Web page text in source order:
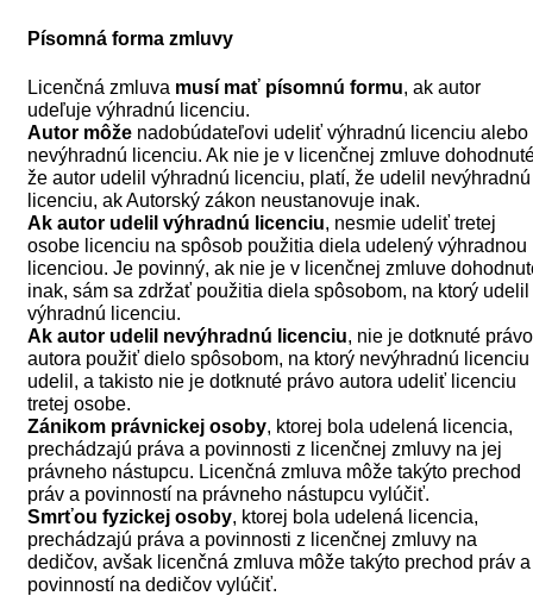
Písomná forma zmluvy
Licenčná zmluva musí mať písomnú formu, ak autor
udeľuje výhradnú licenciu.
Autor môže nadobúdateľovi udeliť výhradnú licenciu alebo
nevýhradnú licenciu. Ak nie je v licenčnej zmluve
že autor udelil výhradnú licenciu, platí, že udelil nevýhradnú
licenciu, ak Autorský zákon neustanovuje inak.
Ak autor udelil výhradnú licenciu, nesmie udeliť tretej
osobe licenciu na spôsob po­užitia diela udelený výhradnou
licenciou. Je povinný, ak nie je v licenčnej zmluve
inak, sám sa zdržať použitia diela spôsobom, na ktorý udelil
výhradnú licenciu.
Ak autor udelil nevýhradnú licenciu, nie je dotknuté právo
autora použiť dielo spôsobom, na ktorý nevýhradnú licenciu
udelil, a takisto nie je dotknuté právo autora udeliť licenciu
tretej osobe.
Zánikom právnickej osoby, ktorej bola udelená licencia,
prechádzajú práva a povinnosti z licenčnej zmluvy na jej
právneho nástupcu. Licenčná zmluva môže takýto prechod
práv a povinností na právneho nástupcu vylúčiť.
Smrťou fyzickej osoby, ktorej bola udelená licencia,
prechádzajú práva a povinnosti z licenčnej zmluvy na
dedičov, avšak licenčná zmluva môže takýto prechod práv a
povinností na dedičov vylúčiť.